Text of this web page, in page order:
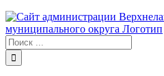
Результат
поиска: